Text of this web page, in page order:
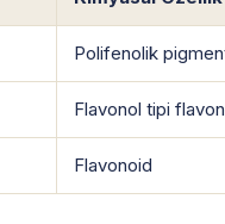
Polifenolik
Flavonol tipi
Flavonoid